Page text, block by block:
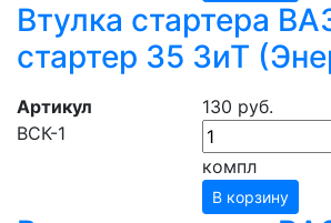
Втулка стартера
стартер 35 ЗиТ
Артикул
ВСК-1
130 руб.
компл
В корзину